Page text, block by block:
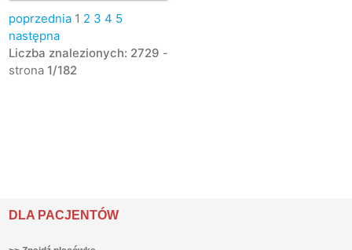
poprzednia 1 2 3 4 5
następna
Liczba znalezionych: 2729 -
strona 1/182
DLA PACJENTÓW